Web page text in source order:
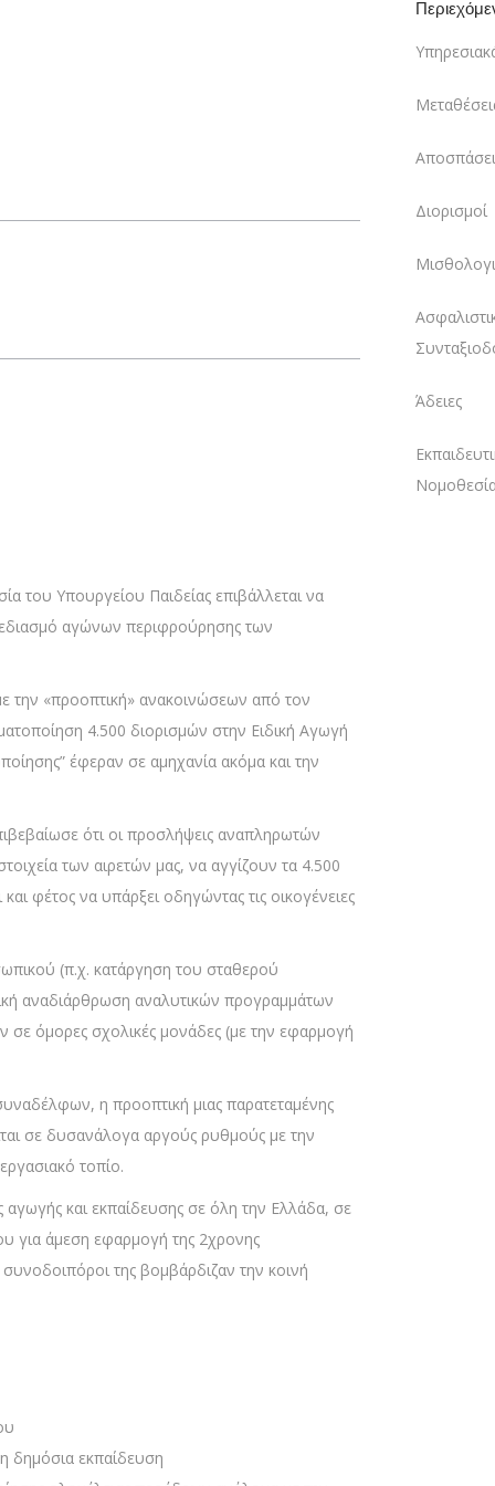
του Υπουργείου Παιδείας επιβάλλεται να
αγώνων περιφρούρησης των
την «προοπτική» ανακοινώσεων από τον
4.500 διορισμών στην Ειδική Αγωγή
έφεραν σε αμηχανία ακόμα και την
ότι οι προσλήψεις αναπληρωτών
των αιρετών μας, να αγγίζουν τα 4.500
φέτος να υπάρξει οδηγώντας τις οικογένειες
(π.χ. κατάργηση του σταθερού
αναδιάρθρωση αναλυτικών προγραμμάτων
σε όμορες σχολικές μονάδες (με την εφαρμογή
η προοπτική μιας παρατεταμένης
σε δυσανάλογα αργούς ρυθμούς με την
τοπίο.
και εκπαίδευσης σε όλη την Ελλάδα, σε
για άμεση εφαρμογή της 2χρονης
της βομβάρδιζαν την κοινή
δημόσια εκπαίδευση
Διορισμοί
Άδειες